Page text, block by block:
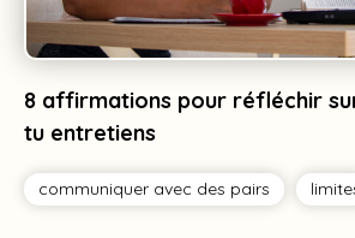
8 affirmations pour réfléchir
tu entretiens
communiquer avec des pairs
Tag